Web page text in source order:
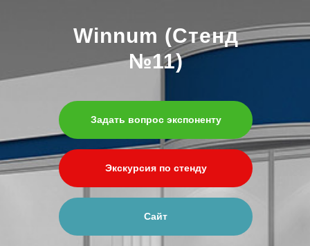
Winnum (Стенд
№11)
Задать вопрос экспоненту
Экскурсия по стенду
Сайт